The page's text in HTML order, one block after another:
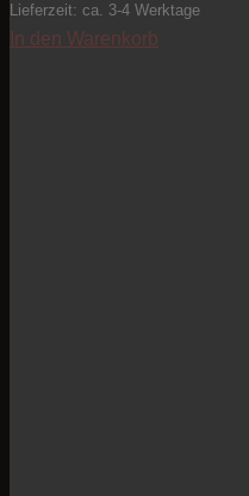
Lieferzeit: ca. 3-4 Werktage
In den Warenkorb